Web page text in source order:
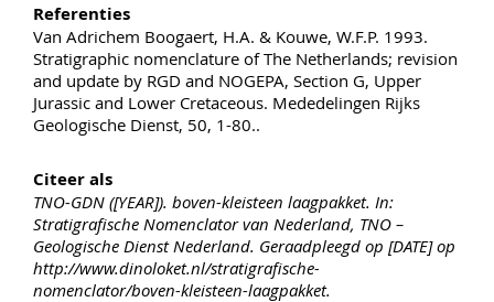
Referenties
Van Adrichem Boogaert, H.A. & Kouwe, W.F.P. 1993.
Stratigraphic nomenclature of The Netherlands; revision
and update by RGD and NOGEPA, Section G, Upper
Jurassic and Lower Cretaceous. Mededelingen Rijks
Geologische Dienst, 50, 1-80..
Citeer als
TNO-GDN ([YEAR]). boven-kleisteen laagpakket. In:
Stratigrafische Nomenclator van Nederland, TNO –
Geologische Dienst Nederland. Geraadpleegd op [DATE] op
http://www.dinoloket.nl/stratigrafische-
nomenclator/boven-kleisteen-laagpakket.